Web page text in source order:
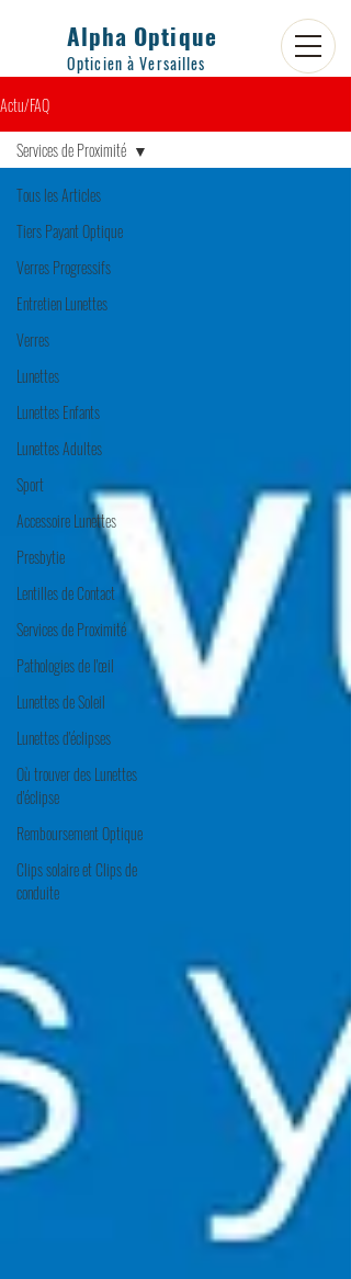
Alpha Optique
Opticien à Versailles
Actu/FAQ
Tous les Articles
Tiers Payant Optique
Verres Progressifs
Entretien Lunettes
Verres
Lunettes
Lunettes Enfants
Lunettes Adultes
Sport
Accessoire Lunettes
Presbytie
Lentilles de Contact
Services de Proximité
Pathologies de l'œil
Lunettes de Soleil
Lunettes d'éclipses
Où trouver des Lunettes
d'éclipse
Remboursement Optique
Clips solaire et Clips de
conduite
Services de Proximité